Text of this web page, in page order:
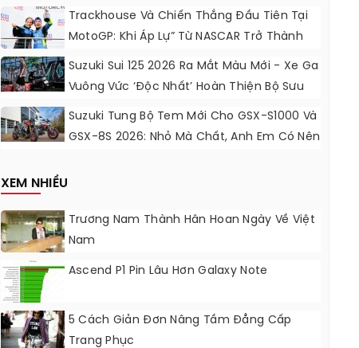
Đồ Chơi, Thêm Cá Tính
Trackhouse Và Chiến Thắng Đầu Tiên Tại
MotoGP: Khi Áp Lự” Từ NASCAR Trở Thành
Động Lực Ngọt Ngào
Suzuki Sui 125 2026 Ra Mắt Màu Mới - Xe Ga
Vuông Vức ‘độc Nhất’ Hoàn Thiện Bộ Sưu
Tập 7 Sắc Cầu Vồng
Suzuki Tung Bộ Tem Mới Cho GSX-S1000 Và
GSX-8S 2026: Nhỏ Mà Chất, Anh Em Có Nên
XEM NHIỀU
Trương Nam Thành Hân Hoan Ngày Về Việt
Nam
Ascend P1 Pin Lâu Hơn Galaxy Note
5 Cách Giản Đơn Nâng Tầm Đẳng Cấp
Trang Phục